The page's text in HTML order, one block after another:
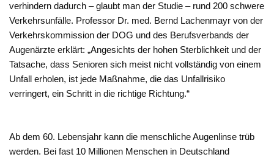
verhindern dadurch – glaubt man der Studie – rund 200 schwere
Verkehrsunfälle. Professor Dr. med. Bernd Lachenmayr von der
Verkehrskommission der DOG und des Berufsverbands der
Augenärzte erklärt: „Angesichts der hohen Sterblichkeit und der
Tatsache, dass Senioren sich meist nicht vollständig von einem
Unfall erholen, ist jede Maßnahme, die das Unfallrisiko
verringert, ein Schritt in die richtige Richtung.“
Ab dem 60. Lebensjahr kann die menschliche Augenlinse trüb
werden. Bei fast 10 Millionen Menschen in Deutschland